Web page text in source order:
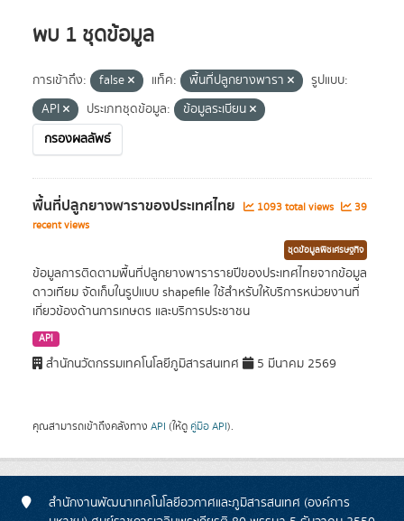
พบ 1 ชุดข้อมูล
การเข้าถึง: false แท็ค: พื้นที่ปลูกยางพารา
รูปแบบ:
API
ประเภทชุดข้อมูล:
ข้อมูลระเบียน
กรองผลลัพธ์
พื้นที่ปลูกยางพาราของประเทศไทย 1093 total views
39
recent views
ชุดข้อมูลพืชเศรษฐกิจ
ข้อมูลการติดตามพื้นที่ปลูกยางพารารายปีของประเทศไทยจากข้อมูล
ดาวเทียม จัดเก็บในรูปแบบ shapefile ใช้สำหรับให้บริการหน่วยงานที่
เกี่ยวข้องด้านการเกษตร และบริการประชาชน
API
สำนักนวัตกรรมเทคโนโลยีภูมิสารสนเทศ 5 มีนาคม 2569
คุณสามารถเข้าถึงคลังทาง API (ให้ดู คู่มือ API).
สำนักงานพัฒนาเทคโนโลยีอวกาศและภูมิสารสนเทศ (องค์การ